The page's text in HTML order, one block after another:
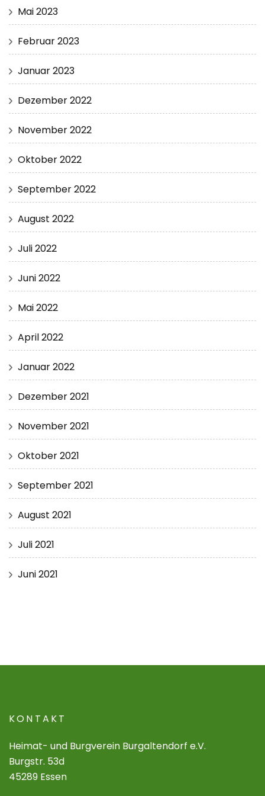
Mai 2023
Februar 2023
Januar 2023
Dezember 2022
November 2022
Oktober 2022
September 2022
August 2022
Juli 2022
Juni 2022
Mai 2022
April 2022
Januar 2022
Dezember 2021
November 2021
Oktober 2021
September 2021
August 2021
Juli 2021
Juni 2021
KONTAKT
Heimat- und Burgverein Burgaltendorf e.V.
Burgstr. 53d
45289 Essen